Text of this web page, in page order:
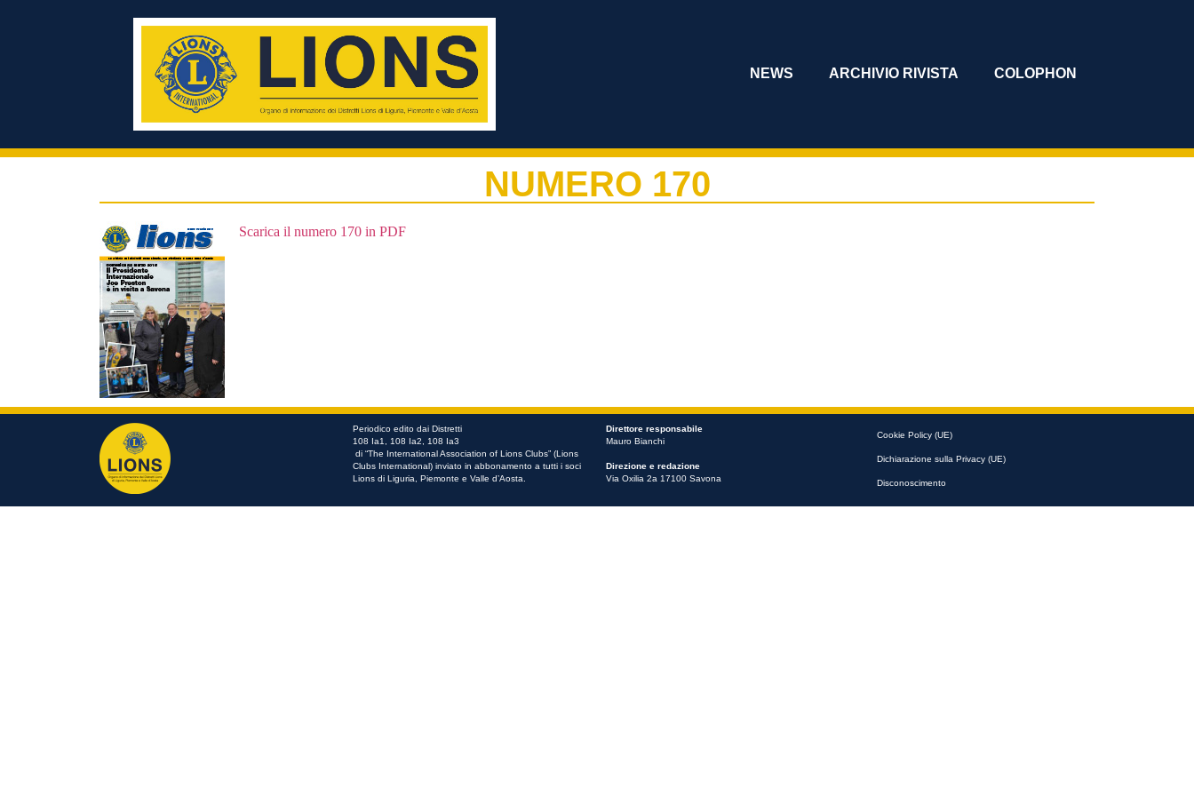
NEWS ARCHIVIO RIVISTA COLOPHON
NUMERO 170
Scarica il numero 170 in PDF
Periodico edito dai Distretti
108 Ia1, 108 Ia2, 108 Ia3
di “The International Association of Lions Clubs” (Lions
Clubs International) inviato in abbonamento a tutti i soci
Lions di Liguria, Piemonte e Valle d’Aosta.
Direttore responsabile
Mauro Bianchi
Direzione e redazione
Via Oxilia 2a 17100 Savona
Cookie Policy (UE)
Dichiarazione sulla Privacy (UE)
Disconoscimento